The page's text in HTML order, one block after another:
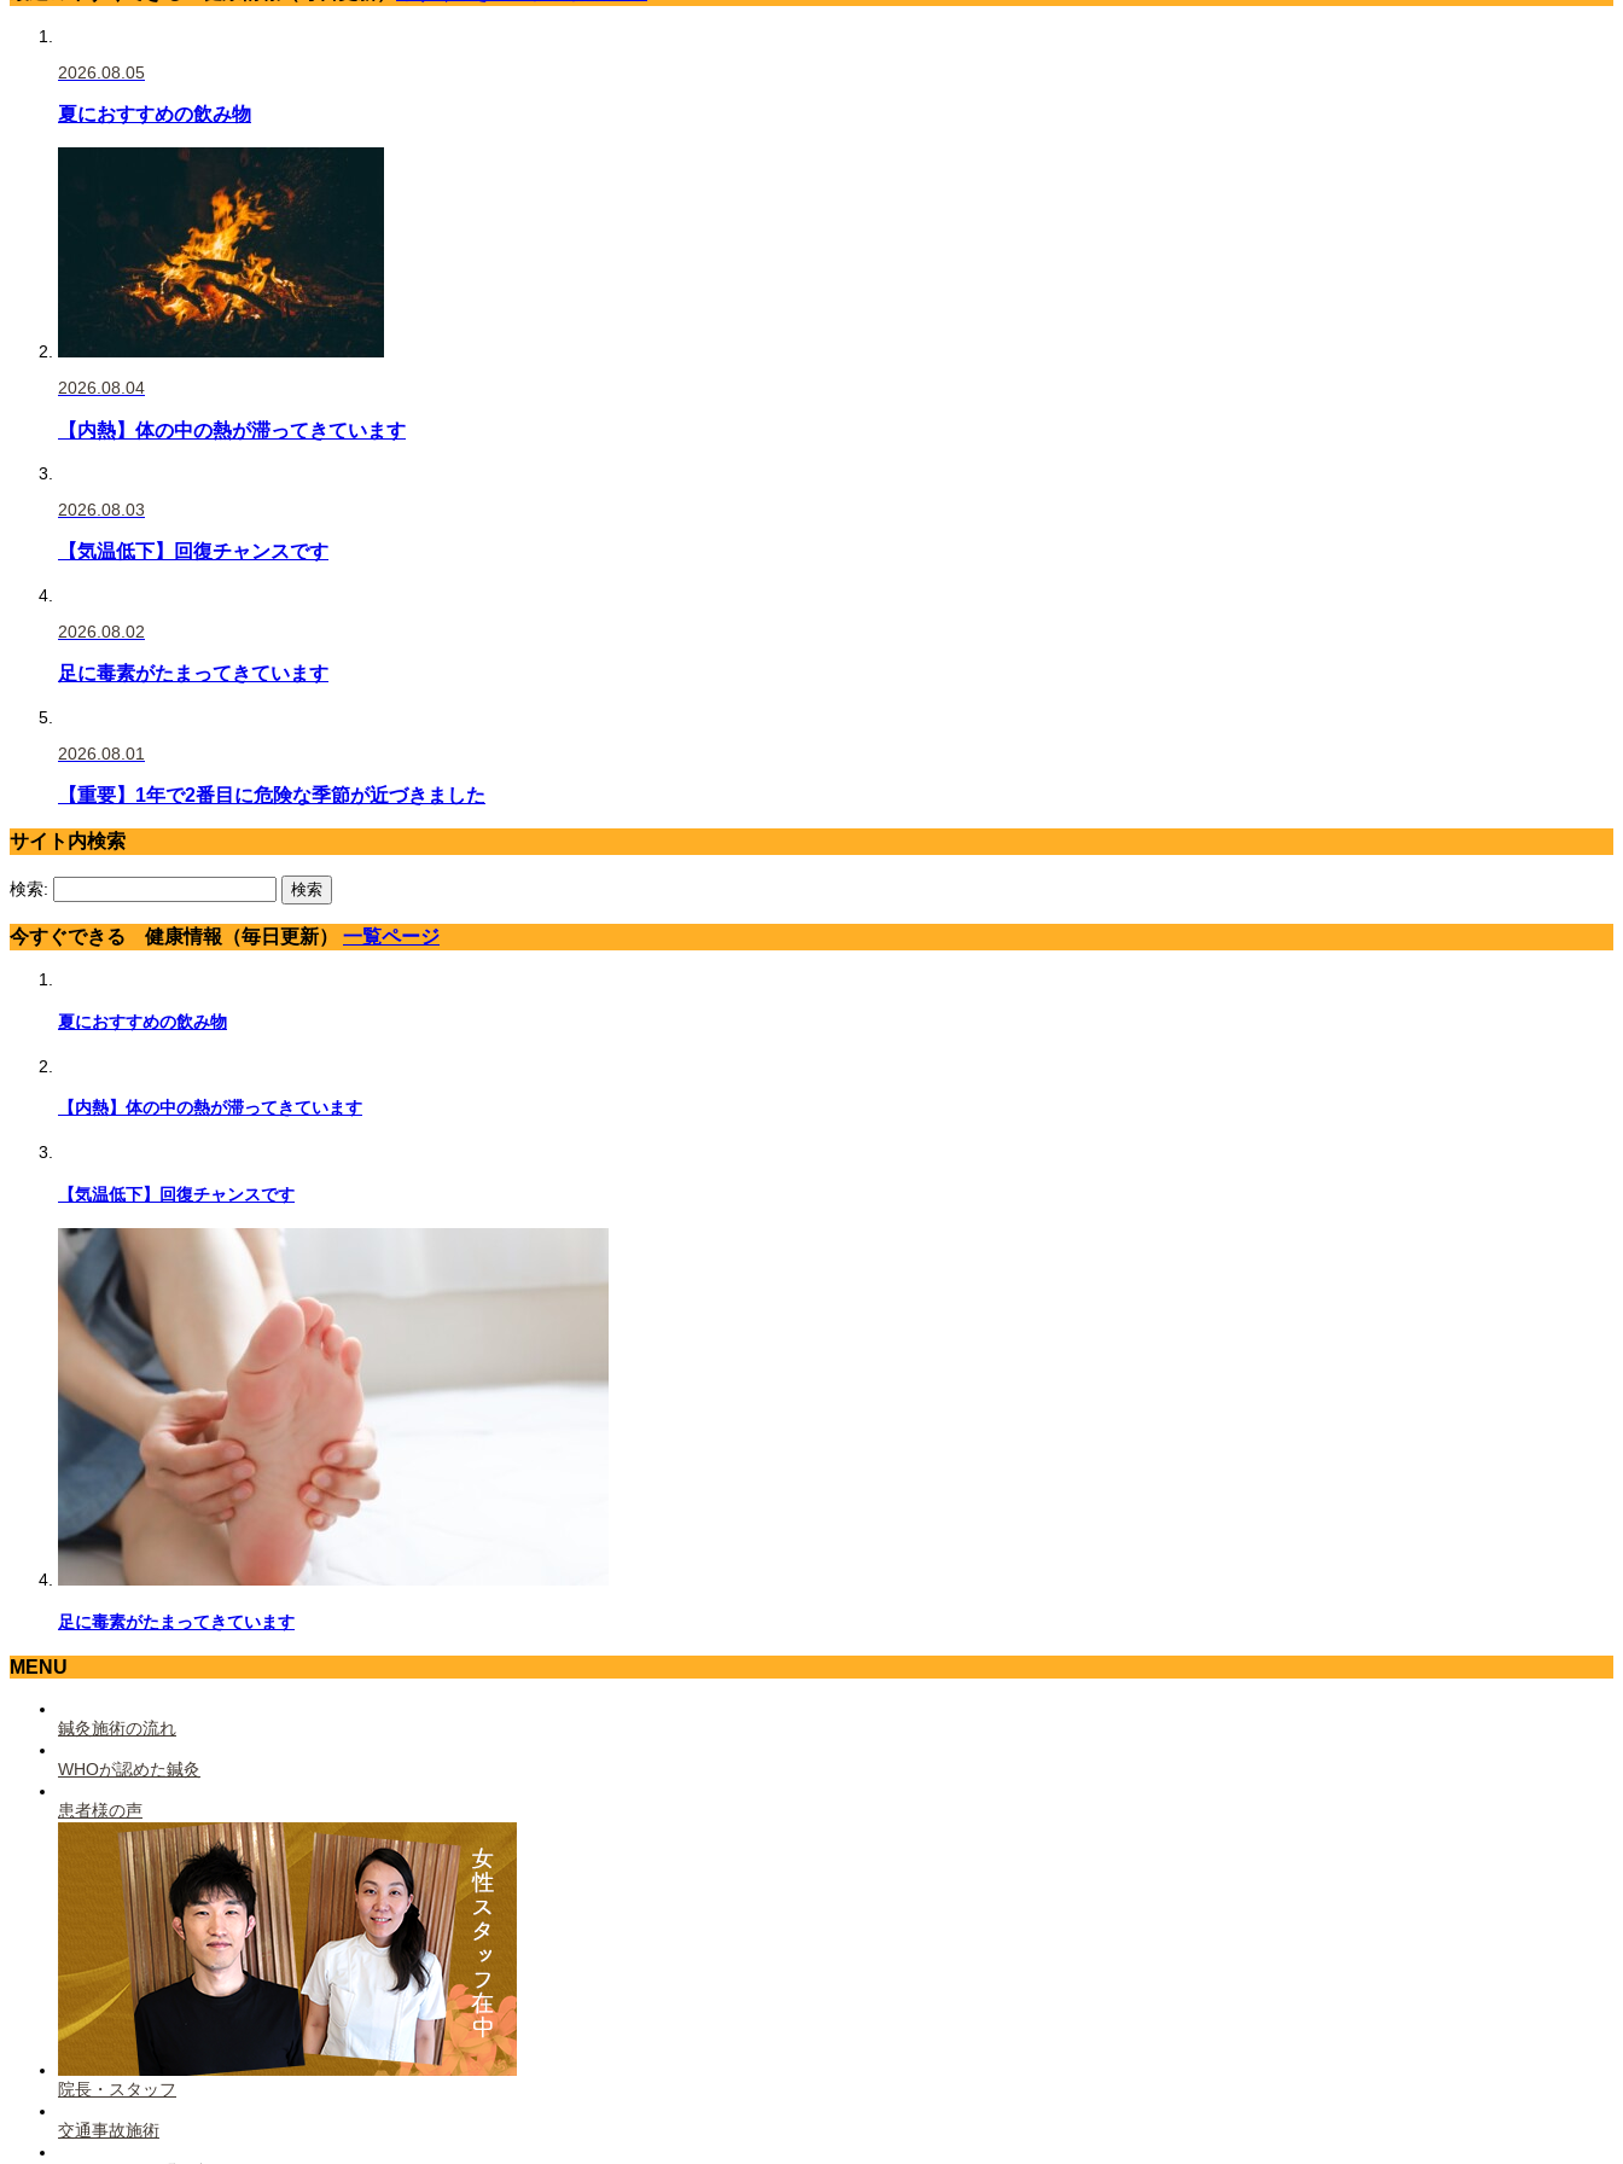
2026.08.05
夏におすすめの飲み物
2026.08.04
【内熱】体の中の熱が滞ってきています
2026.08.03
【気温低下】回復チャンスです
2026.08.02
足に毒素がたまってきています
2026.08.01
【重要】1年で2番目に危険な季節が近づきました
サイト内検索
検索:
今すぐできる 健康情報（毎日更新） 一覧ページ
夏におすすめの飲み物
【内熱】体の中の熱が滞ってきています
【気温低下】回復チャンスです
足に毒素がたまってきています
MENU
鍼灸施術の流れ
WHOが認めた鍼灸
患者様の声
院長・スタッフ
交通事故施術